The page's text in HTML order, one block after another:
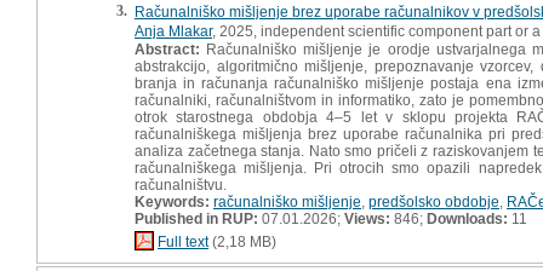
3. Računalniško mišljenje brez uporabe računalnikov v
Anja Mlakar, 2025, independent scientific component part or
Abstract: Računalniško mišljenje je orodje ustvarjalnega
abstrakcijo, algoritmično mišljenje, prepoznavanje
branja in računanja računalniško mišljenje postaja ena
računalniki, računalništvom in informatiko, zato je
otrok starostnega obdobja 4–5 let v sklopu projekta
računalniškega mišljenja brez uporabe računalnika pri
analiza začetnega stanja. Nato smo pričeli z raziskovanjem
računalniškega mišljenja. Pri otrocih smo opazili
računalništvu.
Keywords: računalniško mišljenje predšolsko obdobje
Published in RUP: 07.01.2026; Views: 846; Downloads: 11
Full text(2,18 MB)